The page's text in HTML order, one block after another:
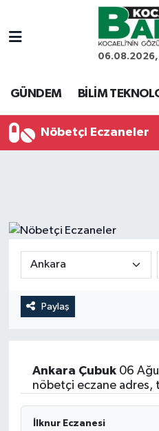
06.08.2026,
GÜNDEM BİLİM
Nöbetçi Eczaneler
Paylaş
Ankara Çubuk06
nöbetçi eczane adres,
İlknur Eczanesi
Kocaeli Nöbetçi
Kocaeli Hava Durumu
Son Dakika Haberleri
Haber Arşivi